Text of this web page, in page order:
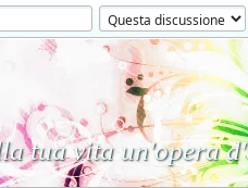
tua vita un'opera